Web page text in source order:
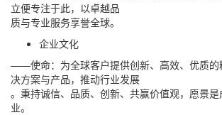
立便专注于此，以卓越品
质与专业服务享誉全球。
企业文化
——使命：为全球客户提供创新、高效、优质的
决方案与产品，推动行业发展
。秉持诚信、品质、创新、共赢价值观，愿景
业。